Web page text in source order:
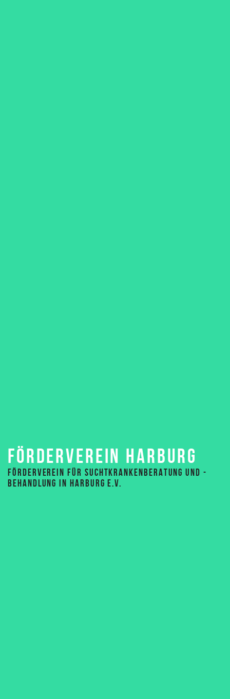
FÖRDERVEREIN HARBURG
FÖRDERVEREIN FÜR SUCHTKRANKENBERATUNG UND -
BEHANDLUNG IN HARBURG E.V.